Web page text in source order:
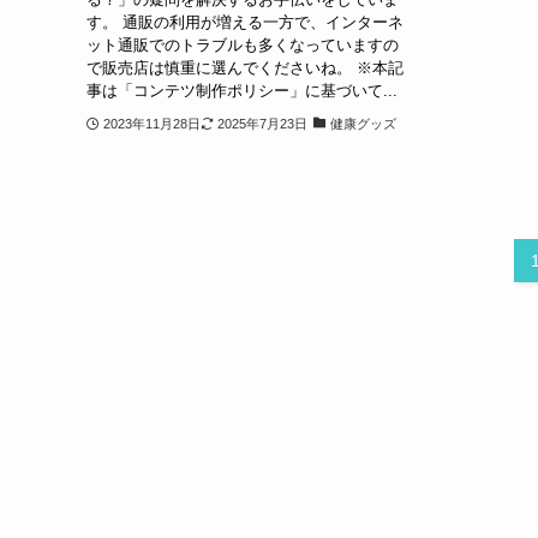
す。 通販の利用が増える一方で、インターネ
ット通販でのトラブルも多くなっていますの
で販売店は慎重に選んでくださいね。 ※本記
事は「コンテツ制作ポリシー」に基づいて...
2023年11月28日 2025年7月23日 健康グッズ
1